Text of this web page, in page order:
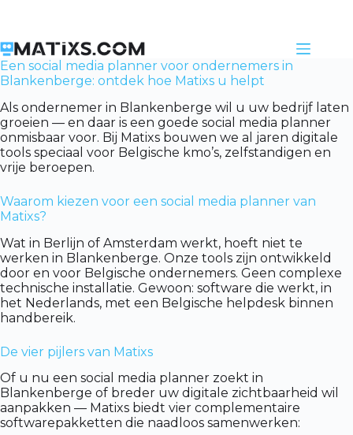
Een social media planner voor ondernemers in
Blankenberge: ontdek hoe Matixs u helpt
Als ondernemer in Blankenberge wil u uw bedrijf laten
groeien — en daar is een goede social media planner
onmisbaar voor. Bij Matixs bouwen we al jaren digitale
tools speciaal voor Belgische kmo’s, zelfstandigen en
vrije beroepen.
Waarom kiezen voor een social media planner van
Matixs?
Wat in Berlijn of Amsterdam werkt, hoeft niet te
werken in Blankenberge. Onze tools zijn ontwikkeld
door en voor Belgische ondernemers. Geen complexe
technische installatie. Gewoon: software die werkt, in
het Nederlands, met een Belgische helpdesk binnen
handbereik.
De vier pijlers van Matixs
Of u nu een social media planner zoekt in
Blankenberge of breder uw digitale zichtbaarheid wil
aanpakken — Matixs biedt vier complementaire
softwarepakketten die naadloos samenwerken: